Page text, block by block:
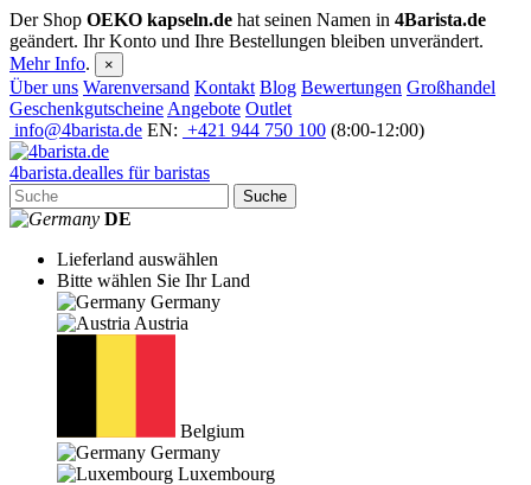
Der Shop OEKO kapseln.de hat seinen Namen in 4Barista.de
geändert. Ihr Konto und Ihre Bestellungen bleiben unverändert.
Mehr Info. ×
Über uns Warenversand Kontakt Blog Bewertungen Großhandel
Geschenkgutscheine Angebote Outlet
info@4barista.de EN: +421 944 750 100 (8:00-12:00)
4barista.dealles für baristas
Suche
DE
Lieferland auswählen
Bitte wählen Sie Ihr Land
Germany
Austria
Belgium
Germany
Luxembourg